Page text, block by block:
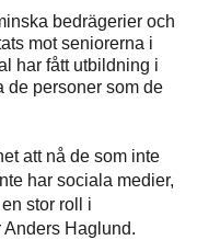
bedrägerier och
mot seniorerna i
har fått utbildning i
de personer som de
att nå de som inte
har sociala medier,
stor roll i
Anders Haglund.